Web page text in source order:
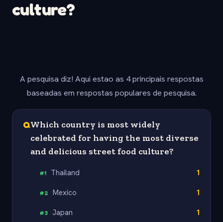
culture?
A pesquisa diz! Aqui estao as 4 principais respostas
baseadas em respostas populares de pesquisa.
QWhich country is most widely
celebrated for having the most diverse
and delicious street food culture?
#1 Thailand 1
#2 Mexico 1
#3 Japan 1